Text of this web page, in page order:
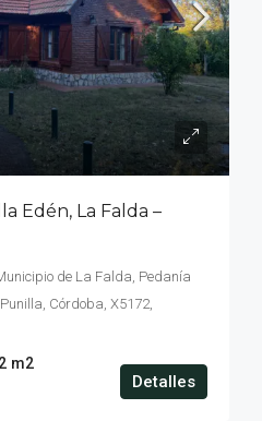
Edén, La Falda –
de La Falda, Pedanía
Córdoba, X5172,
m2
Detalles